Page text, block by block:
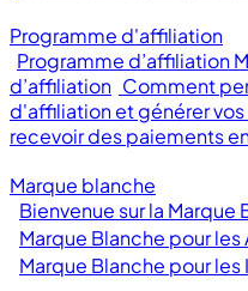
Programme d'affiliation
Programme d’affiliation
d’affiliation Comment
d'affiliation et générer
recevoir des paiements
Marque blanche
Bienvenue sur la
Marque Blanche pour les
Marque Blanche pour les